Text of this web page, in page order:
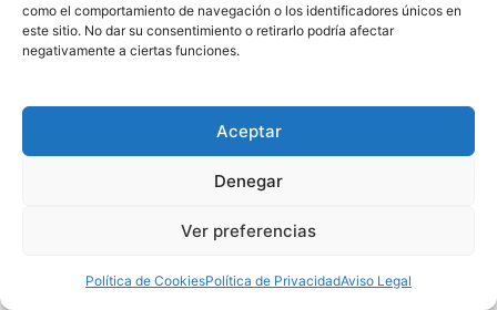
como el comportamiento de navegación o los identificadores únicos en
este sitio. No dar su consentimiento o retirarlo podría afectar
negativamente a ciertas funciones.
Aceptar
Denegar
Ver preferencias
Política de CookiesPolítica de PrivacidadAviso Legal
Todos los derechos © 2026 Turismo Alto Guadalquivir | Funciona